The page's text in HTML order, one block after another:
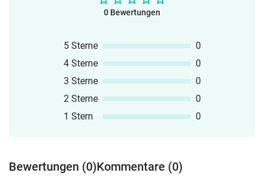
0 Bewertungen
5 Sterne
0
4 Sterne
0
3 Sterne
0
2 Sterne
0
1 Stern
0
Bewertungen (0)Kommentare (0)